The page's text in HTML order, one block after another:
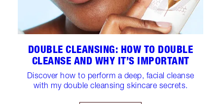
DOUBLE CLEANSING: HOW TO DOUBLE
CLEANSE AND WHY IT’S IMPORTANT
Discover how to perform a deep, facial cleanse
with my double cleansing skincare secrets.